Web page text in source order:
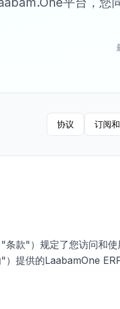
协议 订阅
"条款"）规定了您访问和
提供的LaabamOne